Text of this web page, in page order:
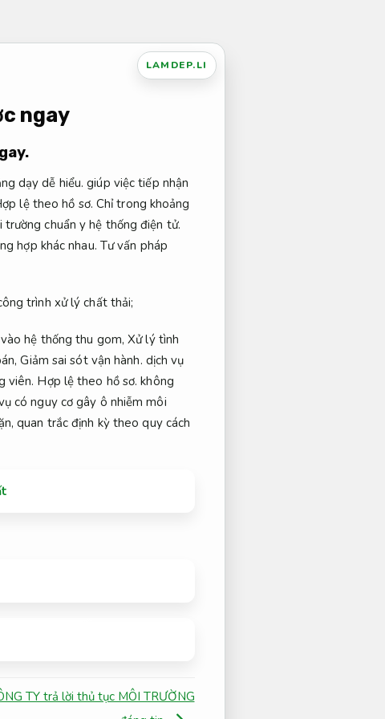
LAMDEP.LI
ngay
dạy dễ hiểu. giúp việc tiếp nhận
lệ theo hồ sơ. Chỉ trong khoảng
chuẩn y hệ thống điện tử.
hợp khác nhau. Tư vấn pháp
trình xử lý chất thải;
hệ thống thu gom,Xử lý tình
Giảm sai sót vận hành. dịch vụ
viên. Hợp lệ theo hồ sơ. không
có nguy cơ gây ô nhiễm môi
quan trắc định kỳ theo quy cách
TY trả lời thủ tục MÔI TRƯỜNG